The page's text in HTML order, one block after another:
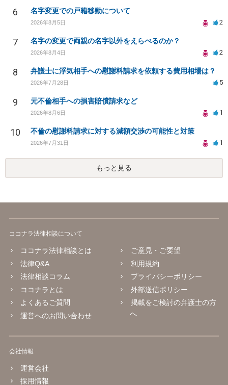
6 名字変更での戸籍移動について
2026年8月5日 2
7 名字の変更で両親の名字以外をえらべるのか？
2026年8月4日 2
8 弁護士に浮気相手への慰謝料請求を依頼する費用相場は？
2026年7月28日 5
9 元不倫相手への損害賠償請求など
2026年8月6日 1
10 不倫の慰謝料請求に対する減額交渉の可能性と対策
2026年7月31日 1
もっと見る
ココナラ法律相談について
ココナラ法律相談とは
法律Q&A
法律相談コラム
ココナラとは
よくあるご質問
運営へのお問い合わせ
ご意見・ご要望
利用規約
プライバシーポリシー
外部送信ポリシー
掲載をご検討の弁護士の方
へ
会社情報
運営会社
採用情報